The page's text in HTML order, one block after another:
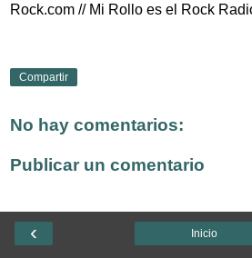
Rock.com // Mi Rollo es el Rock
Compartir
No hay comentarios:
Publicar un comentario
‹ Inicio